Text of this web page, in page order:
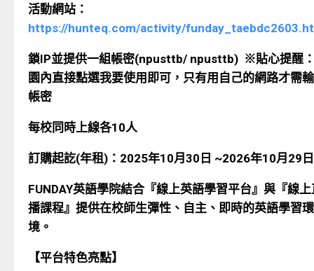
活動網站：
https://hunteq.com/activity/
鎖IP並提供一組帳密(npusttb/ npusttb) ※貼心提醒
園內直接點選我要使用即可，只有用自己的網路才需
帳密
每校同時上線各10人
訂購起訖(年租) ： 2025年10月 30 日 ~2026年10月 29 日
FUNDAY英語學院結合『線上英語學習平台』與『線上
播課程』提供在校師生彈性、自主、即時的英語學習環
境。
【平台特色亮點】